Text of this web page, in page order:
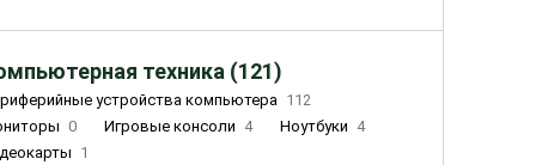
техника (121)
устройства компьютера 112
0 Игровые консоли 4 Ноутбуки 4
1